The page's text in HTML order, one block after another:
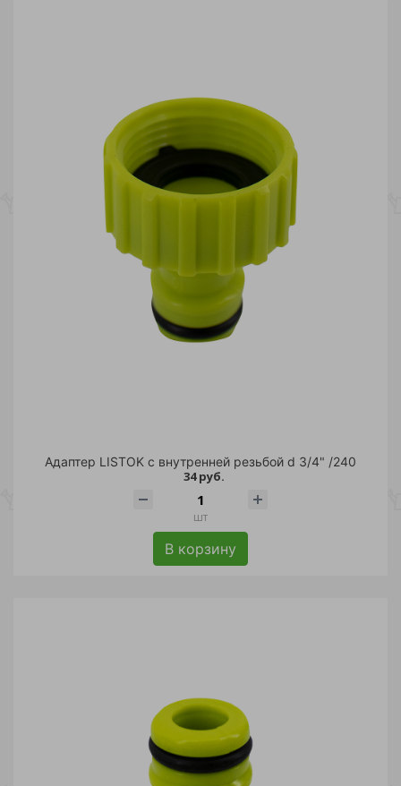
Адаптер LISTOK с внутренней резьбой d 3/4" /240
34 руб.
шт
В корзину